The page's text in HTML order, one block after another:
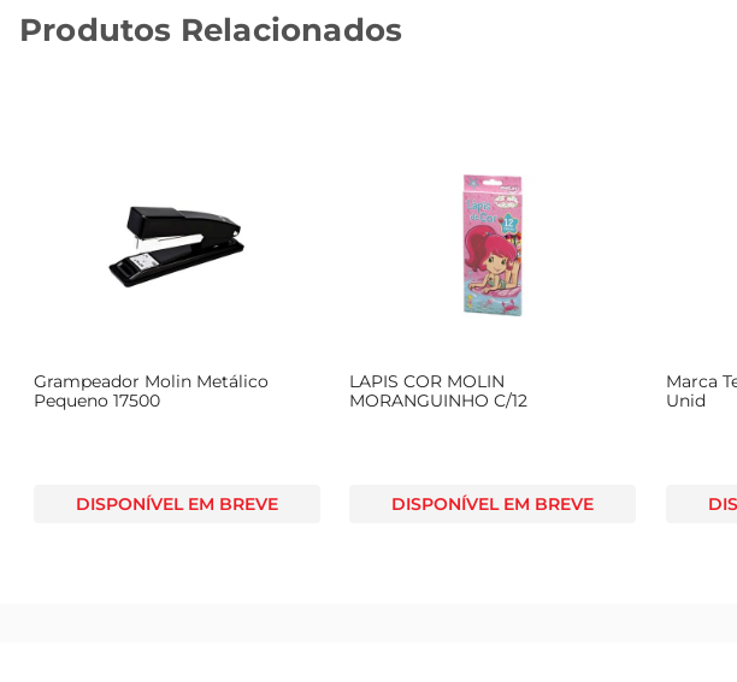
Produtos Relacionados
Grampeador Molin Metálico
Pequeno 17500
DISPONÍVEL EM BREVE
LAPIS COR MOLIN
MORANGUINHO C/12
DISPONÍVEL EM BREVE
Marca
Unid